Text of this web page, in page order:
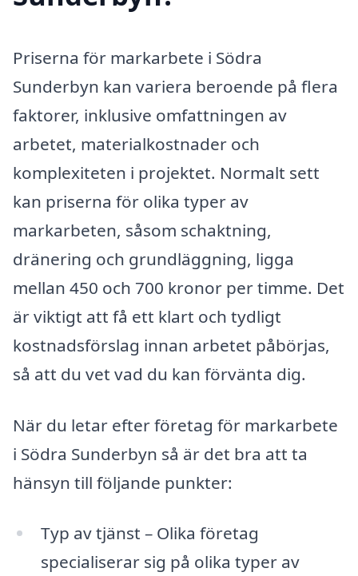
Priserna för markarbete i Södra
Sunderbyn kan variera beroende på flera
faktorer, inklusive omfattningen av
arbetet, materialkostnader och
komplexiteten i projektet. Normalt sett
kan priserna för olika typer av
markarbeten, såsom schaktning,
dränering och grundläggning, ligga
mellan 450 och 700 kronor per timme. Det
är viktigt att få ett klart och tydligt
kostnadsförslag innan arbetet påbörjas,
så att du vet vad du kan förvänta dig.
När du letar efter företag för markarbete
i Södra Sunderbyn så är det bra att ta
hänsyn till följande punkter:
Typ av tjänst – Olika företag
specialiserar sig på olika typer av